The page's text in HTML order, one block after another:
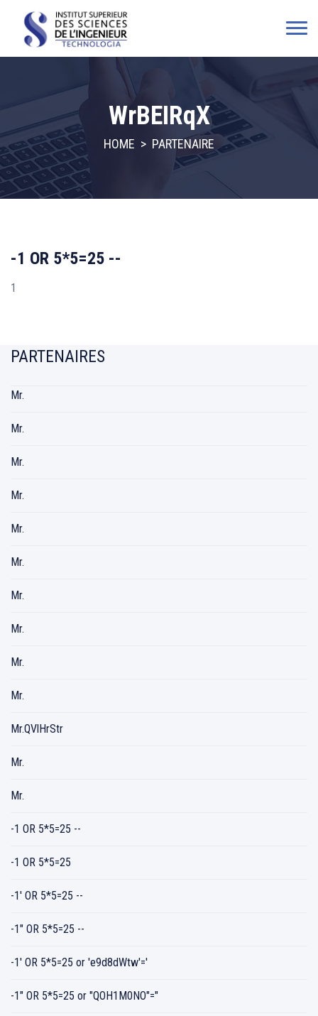
WrBEIRqX
HOME > PARTENAIRE
-1 OR 5*5=25 --
1
PARTENAIRES
Mr.
Mr.
Mr.
Mr.
Mr.
Mr.
Mr.
Mr.
Mr.
Mr.
Mr.QVlHrStr
Mr.
Mr.
-1 OR 5*5=25 --
-1 OR 5*5=25
-1' OR 5*5=25 --
-1" OR 5*5=25 --
-1' OR 5*5=25 or 'e9d8dWtw'='
-1" OR 5*5=25 or "QOH1M0NO"="